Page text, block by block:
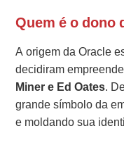
Quem é o dono
A origem da Oracle
decidiram
Miner e Ed Oates.
grande símbolo da
e moldando sua